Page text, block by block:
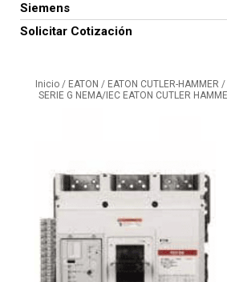
Siemens
Solicitar Cotización
Inicio/ EATON / EATON CUTLER-HAMMER /
SERIE G NEMA/IEC EATON CUTLER